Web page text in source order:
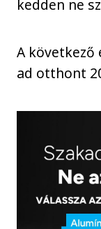
kedden ne
A következő
ad otthont